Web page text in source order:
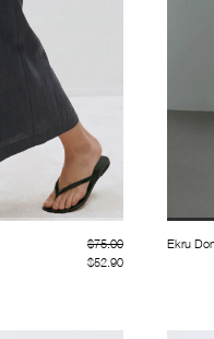
$52.90
$75.00 Ekru